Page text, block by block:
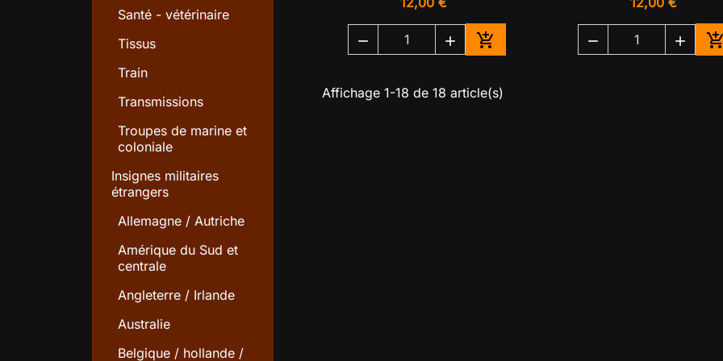
Santé - vétérinaire
Tissus
Train
Transmissions
Troupes de marine et
coloniale
Insignes militaires
étrangers
Allemagne / Autriche
Amérique du Sud et
centrale
Angleterre / Irlande
Australie
Belgique / hollande /
  
Ajouter au panier
  
Affichage 1-18 de 18 article(s)